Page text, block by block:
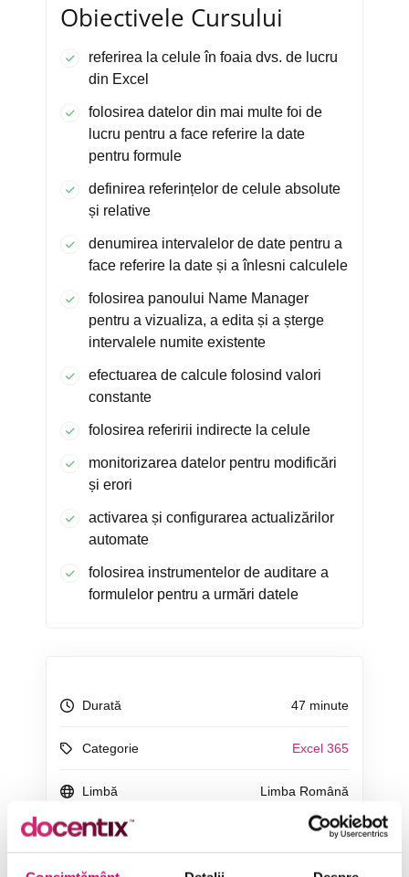
Obiectivele Cursului
referirea la celule în foaia dvs. de lucru
din Excel
folosirea datelor din mai multe foi de
lucru pentru a face referire la date
pentru formule
definirea referințelor de celule absolute
și relative
denumirea intervalelor de date pentru a
face referire la date și a înlesni calculele
folosirea panoului Name Manager
pentru a vizualiza, a edita și a șterge
intervalele numite existente
efectuarea de calcule folosind valori
constante
folosirea referirii indirecte la celule
monitorizarea datelor pentru modificări
și erori
activarea și configurarea actualizărilor
automate
folosirea instrumentelor de auditare a
formulelor pentru a urmări datele
Durată 47 minute
Categorie Excel 365
Limbă Limba Română